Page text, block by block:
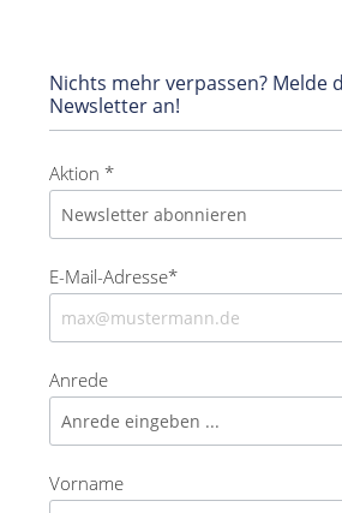
Nichts mehr verpassen? Melde
Newsletter an!
Aktion *
E-Mail-Adresse*
Anrede
Vorname